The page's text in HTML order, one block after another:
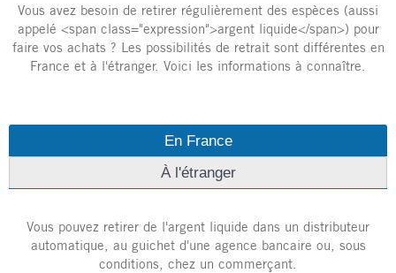
Vous avez besoin de retirer régulièrement des espèces (aussi
appelé <span class="expression">argent liquide</span>) pour
faire vos achats ? Les possibilités de retrait sont différentes en
France et à l'étranger. Voici les informations à connaître.
En France
À l'étranger
Vous pouvez retirer de l'argent liquide dans un distributeur
automatique, au guichet d'une agence bancaire ou, sous
conditions, chez un commerçant.